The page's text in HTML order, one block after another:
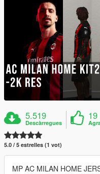
5.519
Descàrregues
19
5.0 / 5 estrelles (1 vot)
MP AC MILAN HOME